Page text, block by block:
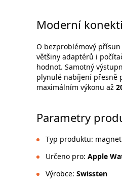
Moderní
O bezproblémový
většiny adaptérů i
hodnot. Samotný
plynulé nabíjení přesně
maximálním výkonu až
Parametry
Typ produktu:
Určeno pro: Apple
Výrobce: Swissten